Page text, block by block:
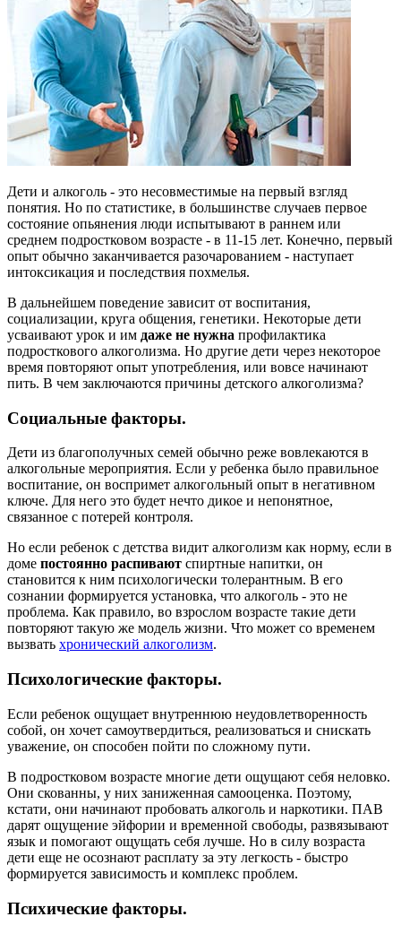
Дети и алкоголь - это несовместимые на первый взгляд
понятия. Но по статистике, в большинстве случаев первое
состояние опьянения люди испытывают в раннем или
среднем подростковом возрасте - в 11-15 лет. Конечно, первый
опыт обычно заканчивается разочарованием - наступает
интоксикация и последствия похмелья.
В дальнейшем поведение зависит от воспитания,
социализации, круга общения, генетики. Некоторые дети
усваивают урок и им даже не нужна профилактика
подросткового алкоголизма. Но другие дети через некоторое
время повторяют опыт употребления, или вовсе начинают
пить. В чем заключаются причины детского алкоголизма?
Социальные факторы.
Дети из благополучных семей обычно реже вовлекаются в
алкогольные мероприятия. Если у ребенка было правильное
воспитание, он воспримет алкогольный опыт в негативном
ключе. Для него это будет нечто дикое и непонятное,
связанное с потерей контроля.
Но если ребенок с детства видит алкоголизм как норму, если в
доме постоянно распивают спиртные напитки, он
становится к ним психологически толерантным. В его
сознании формируется установка, что алкоголь - это не
проблема. Как правило, во взрослом возрасте такие дети
повторяют такую же модель жизни. Что может со временем
вызвать хронический алкоголизм.
Психологические факторы.
Если ребенок ощущает внутреннюю неудовлетворенность
собой, он хочет самоутвердиться, реализоваться и снискать
уважение, он способен пойти по сложному пути.
В подростковом возрасте многие дети ощущают себя неловко.
Они скованны, у них заниженная самооценка. Поэтому,
кстати, они начинают пробовать алкоголь и наркотики. ПАВ
дарят ощущение эйфории и временной свободы, развязывают
язык и помогают ощущать себя лучше. Но в силу возраста
дети еще не осознают расплату за эту легкость - быстро
формируется зависимость и комплекс проблем.
Психические факторы.